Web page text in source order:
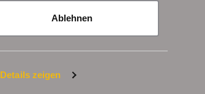
Details zeigen
Ablehnen